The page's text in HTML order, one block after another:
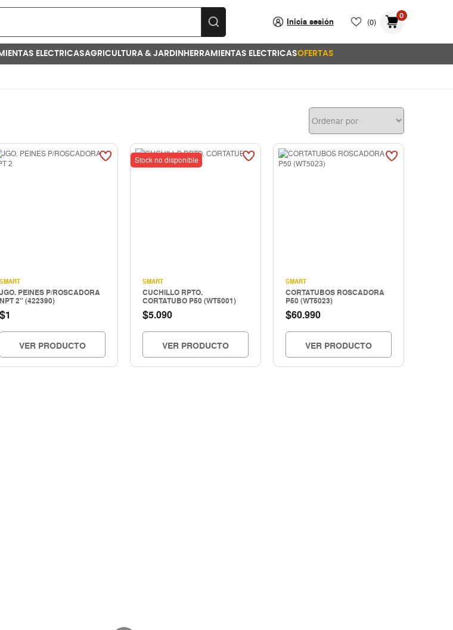
Inicia sesión (0)
0
ELECTRICASAGRICULTURA & JARDIN HERRAMIENTAS ELECTRICASOFERTAS
SMART
JGO. PEINES P/ROSCADORA
NPT 2" (422390)
$1
VER PRODUCTO
Stock no disponible
SMART
CUCHILLO RPTO.
CORTATUBO P50 (WT5001)
$5.090
VER PRODUCTO
SMART
CORTATUBOS ROSCADORA
P50 (WT5023)
$60.990
VER PRODUCTO